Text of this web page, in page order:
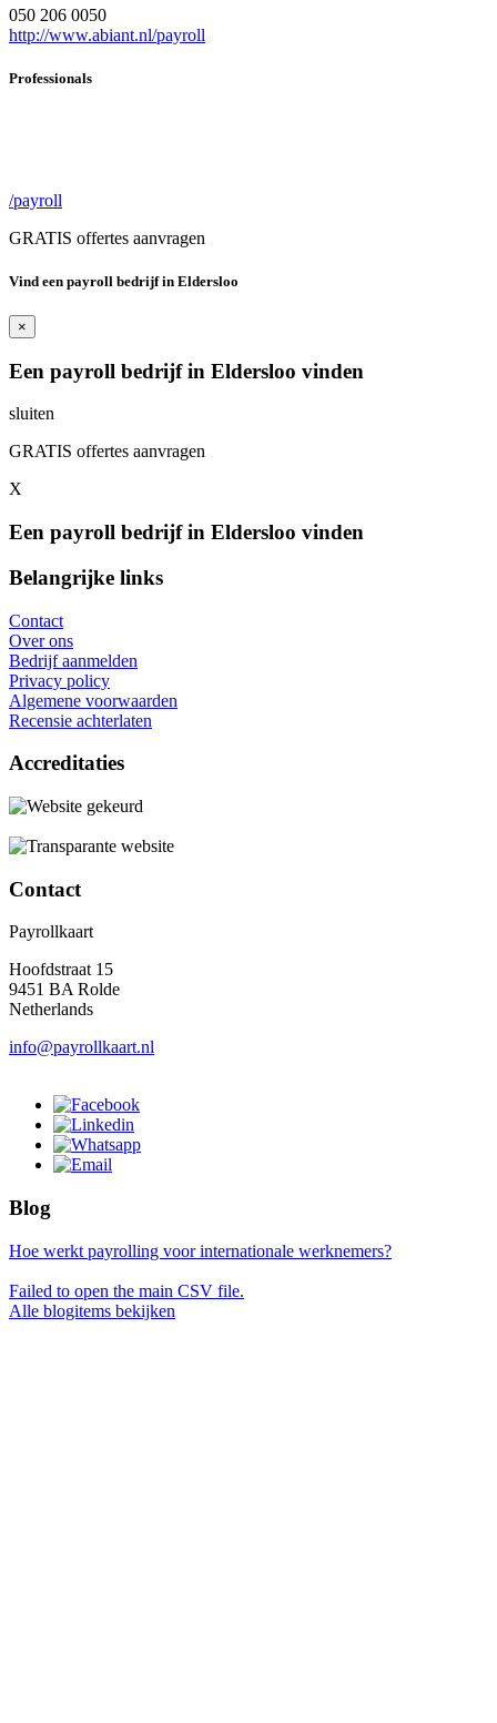
050 206 0050
http://www.abiant.nl/payroll
Professionals
/payroll
GRATIS offertes aanvragen
Vind een payroll bedrijf in Eldersloo
×
Een payroll bedrijf in Eldersloo vinden
sluiten
GRATIS offertes aanvragen
X
Een payroll bedrijf in Eldersloo vinden
Belangrijke links
Contact
Over ons
Bedrijf aanmelden
Privacy policy
Algemene voorwaarden
Recensie achterlaten
Accreditaties
Contact
Payrollkaart
Hoofdstraat 15
9451 BA Rolde
Netherlands
info@payrollkaart.nl
Blog
Hoe werkt payrolling voor internationale werknemers?
Failed to open the main CSV file.
Alle blogitems bekijken